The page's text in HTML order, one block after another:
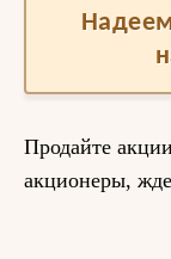
Продайте
акционеры,